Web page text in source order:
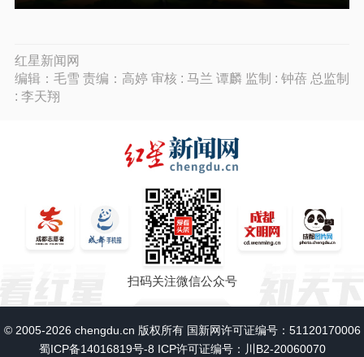
红星新闻网
编辑：毛雪 责编：高婷 审核 : 马兰 谭麟 监制 : 钟蓓 总监制
: 李天翔
扫码关注微信公众号
© 2005-2026 chengdu.cn 版权所有 国新网许可证编号：51120170006
蜀ICP备14016819号-8 ICP许可证编号：川B2-20060070